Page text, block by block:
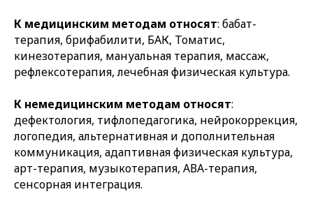
К медицинским методам относят: бабат-
терапия, брифабилити, БАК, Томатис,
кинезотерапия, мануальная терапия, массаж,
рефлексотерапия, лечебная физическая культура.
К немедицинским методам относят:
дефектология, тифлопедагогика, нейрокоррекция,
логопедия, альтернативная и дополнительная
коммуникация, адаптивная физическая культура,
арт-терапия, музыкотерапия, АВА-терапия,
сенсорная интеграция.